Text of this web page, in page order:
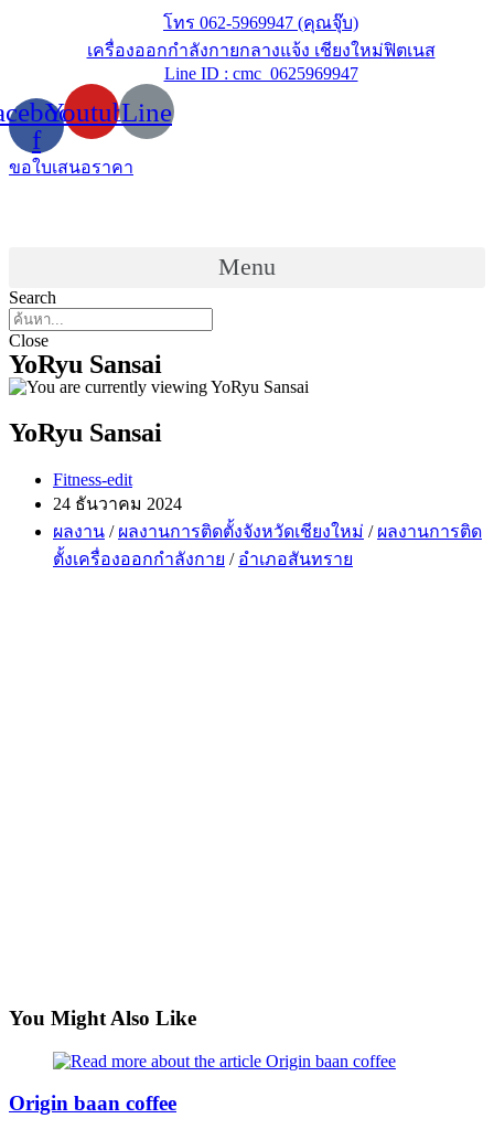
โทร 062-5969947 (คุณจุ๊บ)
เครื่องออกกำลังกายกลางแจ้ง เชียงใหม่ฟิตเนส
Line ID : cmc_0625969947
f
YoutubeLine
ขอใบเสนอราคา
Menu
Search
Close
YoRyu Sansai
YoRyu Sansai
Post
author:
Fitness-edit
Post
24 ธันวาคม 2024
Post
category:
ผลงาน / ผลงานการติดตั้งจังหวัดเชียงใหม่ / ผลงานการติด
ตั้งเครื่องออกกำลังกาย / อำเภอสันทราย
You Might Also Like
Origin baan coffee